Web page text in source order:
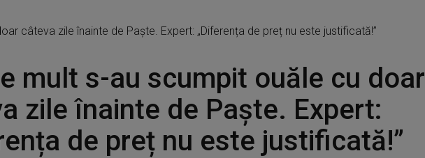
câteva zile înainte de Paște. Expert: „Diferența de preț nu este justificată!”
mult s-au scumpit ouăle cu doar
zile înainte de Paște. Expert:
de preț nu este justificată!”